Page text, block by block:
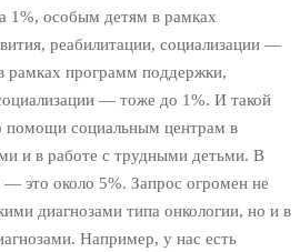
1%, особым детям в рамках
реабилитации, социализации —
рамках программ поддержки,
— тоже до 1%. И такой
помощи социальным центрам в
и в работе с трудными детьми. В
— это около 5%. Запрос огромен не
диагнозами типа онкологии, но и в
Например, у нас есть